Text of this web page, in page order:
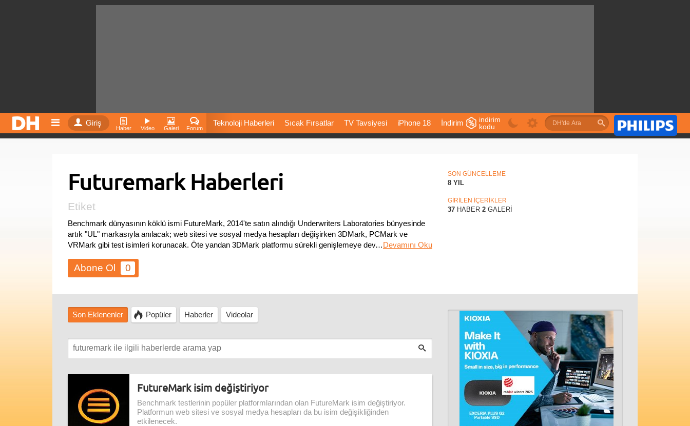
Giriş
Haber Video Galeri Forum
Teknoloji Haberleri Sıcak Fırsatlar TV Tavsiyesi iPhone 18 İndirim
Fiyatları Vizyondaki Önerileri
indirim
kodu
Futuremark Haberleri
Etiket
Benchmark dünyasının köklü ismi FutureMark, 2014'te satın alındığı Underwriters Laboratories bünyesinde
artık "UL" markasıyla anılacak; web sitesi ve sosyal medya hesapları değişirken 3DMark, PCMark ve
VRMark gibi test isimleri korunacak. Öte yandan 3DMark platformu sürekli genişlemeye devam ediyor:
… Devamını Oku
0
SON GÜNCELLEME
8 YIL
GİRİLEN İÇERİKLER
37 HABER 2 GALERİ
Son Eklenenler Popüler Haberler Videolar
FutureMark isim değiştiriyor
Benchmark testlerinin popüler platformlarından olan FutureMark isim değiştiriyor.
Platformun web sitesi ve sosyal medya hesapları da bu isim değişikliğinden
etkilenecek.